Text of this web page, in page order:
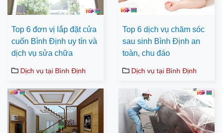
Top 6 đơn vị lắp đặt cửa
cuốn Bình Định uy tín và
dịch vụ sửa chữa
Dịch vụ tại Bình Định
Top 6 dịch vụ chăm sóc
sau sinh Bình Định an
toàn, chu đáo
Dịch vụ tại Bình Định